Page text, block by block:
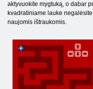
aktyvuokite mygtuką, o dabar
kvadratiniame lauke
naujomis ištraukomis.